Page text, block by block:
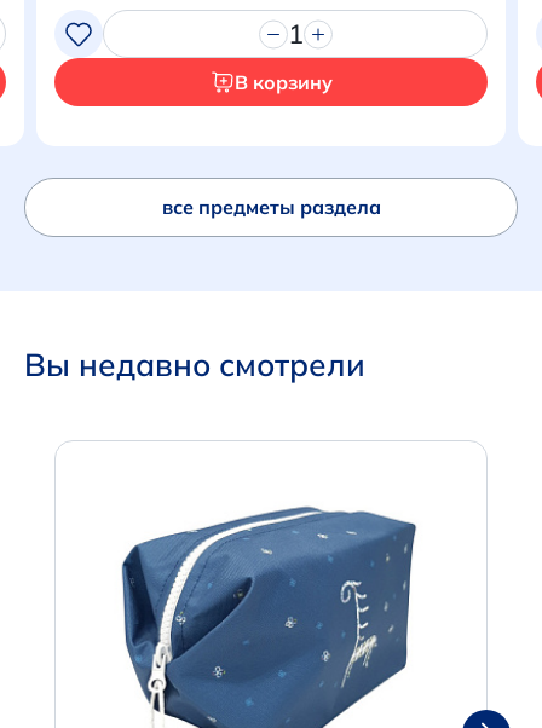
0 р.
Продолжить покупки
1
В корзину
все предметы раздела
Вы недавно смотрели